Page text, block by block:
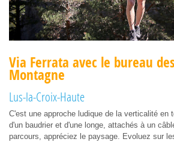
Via Ferrata avec le bureau
Montagne
Lus-la-Croix-Haute
C'est une approche ludique de la verticalité en
d'un baudrier et d'une longe, attachés à un
parcours, appréciez le paysage. Evoluez sur